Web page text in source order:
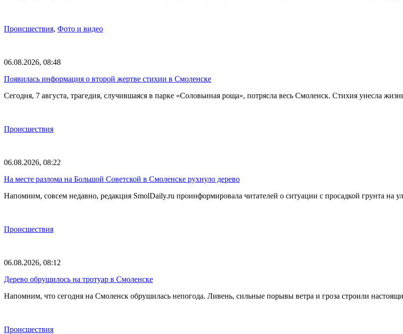
Происшествия, Фото и видео
06.08.2026, 08:48
Появилась информация о второй жертве стихии в Смоленске
Сегодня, 7 августа, трагедия, случившаяся в парке «Соловьиная роща», потрясла весь Смоленск. Стихия унесла
Происшествия
06.08.2026, 08:22
На месте разлома на Большой Советской в Смоленске рухнуло дерево
Напомним, совсем недавно, редакция SmolDaily.ru проинформировала читателей о ситуации с просадкой грунта на
Происшествия
06.08.2026, 08:12
Дерево обрушилось на тротуар в Смоленске
Напомним, что сегодня на Смоленск обрушилась непогода. Ливень, сильные порывы ветра и гроза строили
Происшествия